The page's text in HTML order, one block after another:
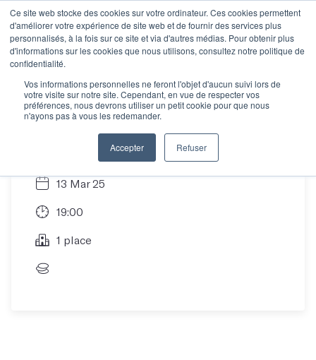
Ce site web stocke des cookies sur votre ordinateur. Ces cookies permettent
d'améliorer votre expérience de site web et de fournir des services plus
personnalisés, à la fois sur ce site et via d'autres médias. Pour obtenir plus
d'informations sur les cookies que nous utilisons, consultez notre politique de
confidentialité.
Vos informations personnelles ne feront l'objet d'aucun suivi lors de
votre visite sur notre site. Cependant, en vue de respecter vos
préférences, nous devrons utiliser un petit cookie pour que nous
n'ayons pas à vous les redemander.
Accepter Refuser
Poetry club du
13/03/2025
13 Mar 25
19:00
1 place